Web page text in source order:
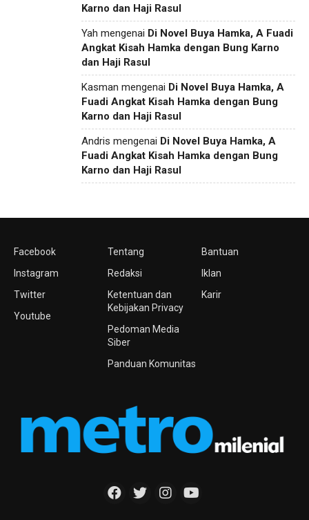
Karno dan Haji Rasul
Yah mengenai Di Novel Buya Hamka, A Fuadi
Angkat Kisah Hamka dengan Bung Karno
dan Haji Rasul
Kasman mengenai Di Novel Buya Hamka, A
Fuadi Angkat Kisah Hamka dengan Bung
Karno dan Haji Rasul
Andris mengenai Di Novel Buya Hamka, A
Fuadi Angkat Kisah Hamka dengan Bung
Karno dan Haji Rasul
Facebook
Instagram
Twitter
Youtube
Tentang
Redaksi
Ketentuan dan
Kebijakan Privacy
Pedoman Media
Siber
Panduan Komunitas
Bantuan
Iklan
Karir